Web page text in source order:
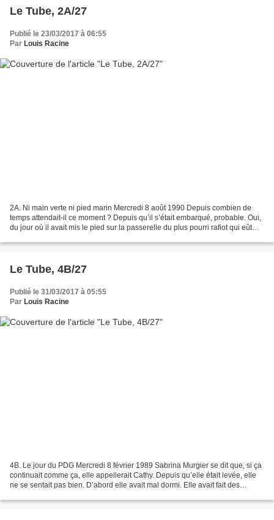
Le Tube, 2A/27
Publié le 23/03/2017 à 06:55
Par Louis Racine
2A. Ni main verte ni pied marin Mercredi 8 août 1990 Depuis combien de
temps attendait-il ce moment ? Depuis qu’il s’était embarqué, probable. Oui,
du jour où il avait mis le pied sur la passerelle du plus pourri rafiot qui eût
Le Tube, 4B/27
Publié le 31/03/2017 à 05:55
Par Louis Racine
4B. Le jour du PDG Mercredi 8 février 1989 Sabrina Murgier se dit que, si ça
continuait comme ça, elle appellerait Cathy. Depuis qu’elle était levée, elle
ne se sentait pas bien. D’abord elle avait mal dormi. Elle avait fait des